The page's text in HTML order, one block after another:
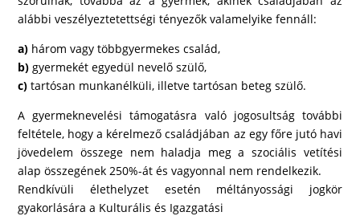
alábbi veszélyeztetettségi tényezők valamelyike fennáll:
a) három vagy többgyermekes család,
b) gyermekét egyedül nevelő szülő,
c) tartósan munkanélküli, illetve tartósan beteg szülő.
A gyermeknevelési támogatásra való jogosultság további
feltétele, hogy a kérelmező családjában az egy főre jutó havi
jövedelem összege nem haladja meg a szociális vetítési
alap összegének 250%-át és vagyonnal nem rendelkezik.
Rendkívüli élethelyzet esetén méltányossági jogkör
gyakorlására a Kulturális és Igazgatási